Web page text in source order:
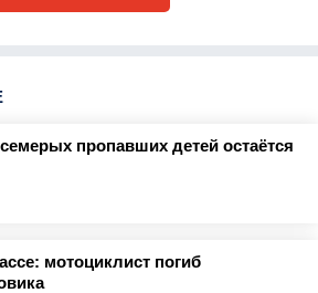
пропавших детей остаётся
мотоциклист погиб